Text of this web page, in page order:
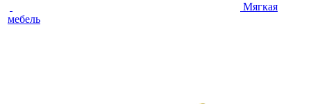
Мягкая
мебель